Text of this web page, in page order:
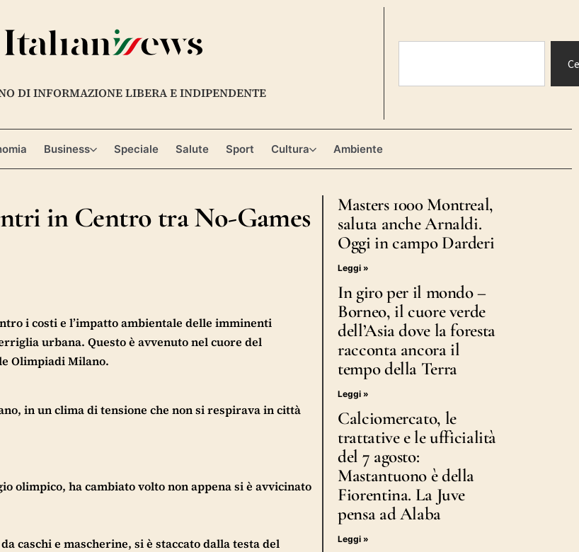
DI INFORMAZIONE LIBERA E INDIPENDENTE
Business Speciale Salute Sport Cultura Ambiente
in Centro tra No-Games
i costi e l’impatto ambientale delle imminenti
urbana. Questo è avvenuto nel cuore del
Olimpiadi Milano.
in un clima di tensione che non si respirava in città
olimpico, ha cambiato volto non appena si è avvicinato
caschi e mascherine, si è staccato dalla testa del
Masters 1000 Montreal,
saluta anche Arnaldi.
Oggi in campo Darderi
Leggi »
In giro per il mondo –
Borneo, il cuore verde
dell’Asia dove la foresta
racconta ancora il
tempo della Terra
Leggi »
Calciomercato, le
trattative e le ufficialità
del 7 agosto:
Mastantuono è della
Fiorentina. La Juve
pensa ad Alaba
Leggi »